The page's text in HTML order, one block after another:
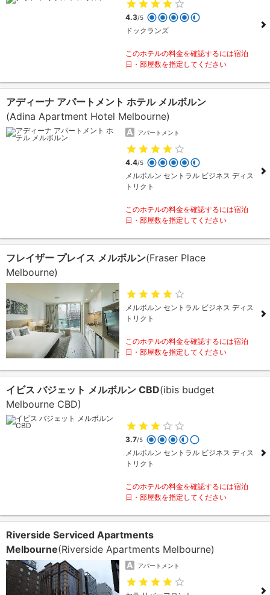
4.3/5
ドックランズ
このホテルの料金を確認するには宿泊
日・部屋数を指定してください
アディーナ アパートメント ホテル メルボルン
(Adina Apartment Hotel Melbourne)
アパートメント
4.4/5
メルボルン セントラル ビジネス ディス
トリクト
このホテルの料金を確認するには宿泊
日・部屋数を指定してください
フレイザー プレイス メルボルン(Fraser Place
Melbourne)
メルボルン セントラル ビジネス ディス
トリクト
このホテルの料金を確認するには宿泊
日・部屋数を指定してください
イビス バジェット メルボルン CBD(ibis budget
Melbourne CBD)
3.7/5
メルボルン セントラル ビジネス ディス
トリクト
このホテルの料金を確認するには宿泊
日・部屋数を指定してください
Riverside Serviced Apartments
Melbourne(Riverside Apartments Melbourne)
アパートメント